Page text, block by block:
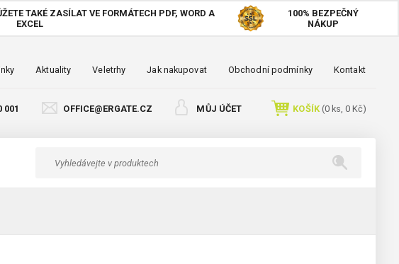
TAKÉ ZASÍLAT VE FORMÁTECH PDF, WORD A
EXCEL
100% BEZPEČNÝ
NÁKUP
Aktuality Veletrhy Jak nakupovat Obchodní podmínky Kontakt
001 OFFICE@ERGATE.CZ MŮJ ÚČET KOŠÍK(0ks, 0 Kč)